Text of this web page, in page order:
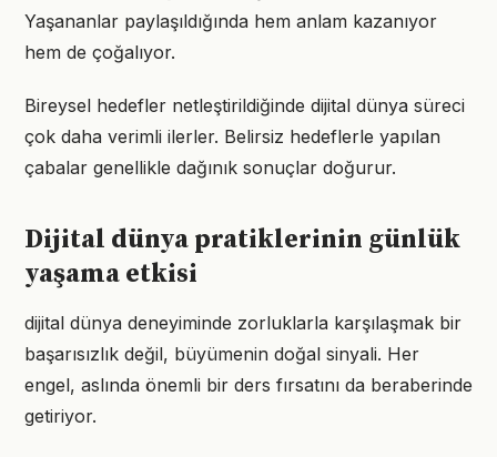
Yaşananlar paylaşıldığında hem anlam kazanıyor
hem de çoğalıyor.
Bireysel hedefler netleştirildiğinde dijital dünya süreci
çok daha verimli ilerler. Belirsiz hedeflerle yapılan
çabalar genellikle dağınık sonuçlar doğurur.
Dijital dünya pratiklerinin günlük
yaşama etkisi
dijital dünya deneyiminde zorluklarla karşılaşmak bir
başarısızlık değil, büyümenin doğal sinyali. Her
engel, aslında önemli bir ders fırsatını da beraberinde
getiriyor.